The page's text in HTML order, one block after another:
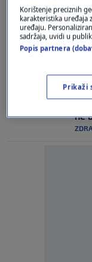
ne
Korištenje preciznih
karakteristika uređaja
uređaju.
sadržaja, uvidi u
Popis partnera
Prikaži